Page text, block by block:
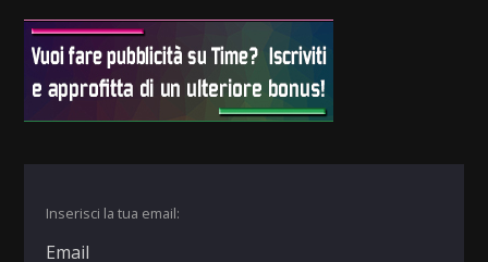
Inserisci la tua email: